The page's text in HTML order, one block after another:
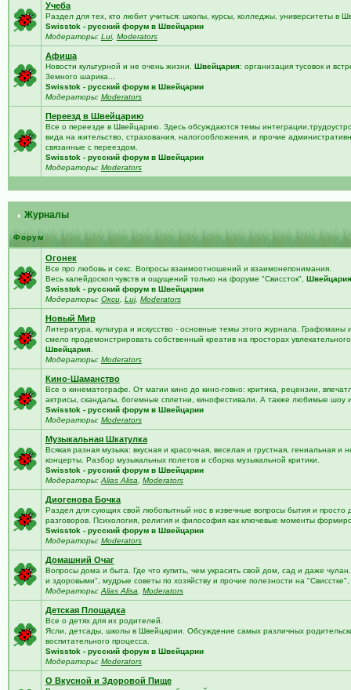
Учеба
Раздел для тех, кто любит учиться: школы, курсы, колледжы, университеты в
Swisstok - русский форум в Швейцарии
Модераторы: Lui, Moderators
Афиша
Новости культурной и не очень жизни. Швейцария: организация тусовок и
Земного шарика...
Swisstok - русский форум в Швейцарии
Модераторы: Moderators
Переезд в Швейцарию
Все о переезде в Швейцарию. Здесь обсуждаются темы
вида на жительство, страхования, налогообложения, и прочие
связанные с переездом.
Swisstok - русский форум в Швейцарии
Модераторы: Moderators
Журналы
Форум
Огонек
Все про любовь и секс. Вопросы взаимоотношений и взаимонепонимания.
Весь калейдоскоп чувств и ощущений только на форуме "Свиссток", Швейцария
Swisstok - русский форум в Швейцарии
Модераторы: Окси, Lui, Moderators
Новый Мир
Литература, культура и искусство - основные темы этого журнала. Графоманы
смело продемонстрировать собственный креатив на просторах
Швейцария.
Модераторы: Moderators
Кино-Шаманство
Все о кинематографе. От магии кино до кино-говно: критика, рецензии,
актрисы, скандалы, богемные сплетни, кинофестивали. А также любимые шоу
Swisstok - русский форум в Швейцарии
Модераторы: Moderators
Музыкальная Шкатулка
Всякая разная музыка: вкусная и красочная, веселая и грустная, гениальная и
концерты. Разбор музыкальных полетов и сборка музыкальной критики.
Swisstok - русский форум в Швейцарии
Модераторы: Alias Alisa Moderators
Диогенова Бочка
Раздел для сующих свой любопытный нос в извечные вопросы бытия и просто
разговоров. Психология, религия и философия как ключевые моменты
Swisstok - русский форум в Швейцарии
Модераторы: Moderators
Домашний Очаг
Вопросы дома и быта. Где что купить, чем украсить свой дом, сад и даже
и здоровыми", мудрые советы по хозяйству и прочие полезности на "Свисстке",
Модераторы: Alias Alisa Moderators
Детская Площадка
Все о детях для их родителей.
Ясли, детсады, школы в Швейцарии. Обсуждение самых различных
воспитательного процесса.
Swisstok - русский форум в Швейцарии
Модераторы: Moderators
О Вкусной и Здоровой Пище